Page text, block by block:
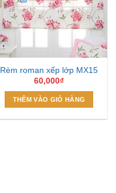
Rèm roman xếp lớp MX15
60,000₫
THÊM VÀO GIỎ HÀNG